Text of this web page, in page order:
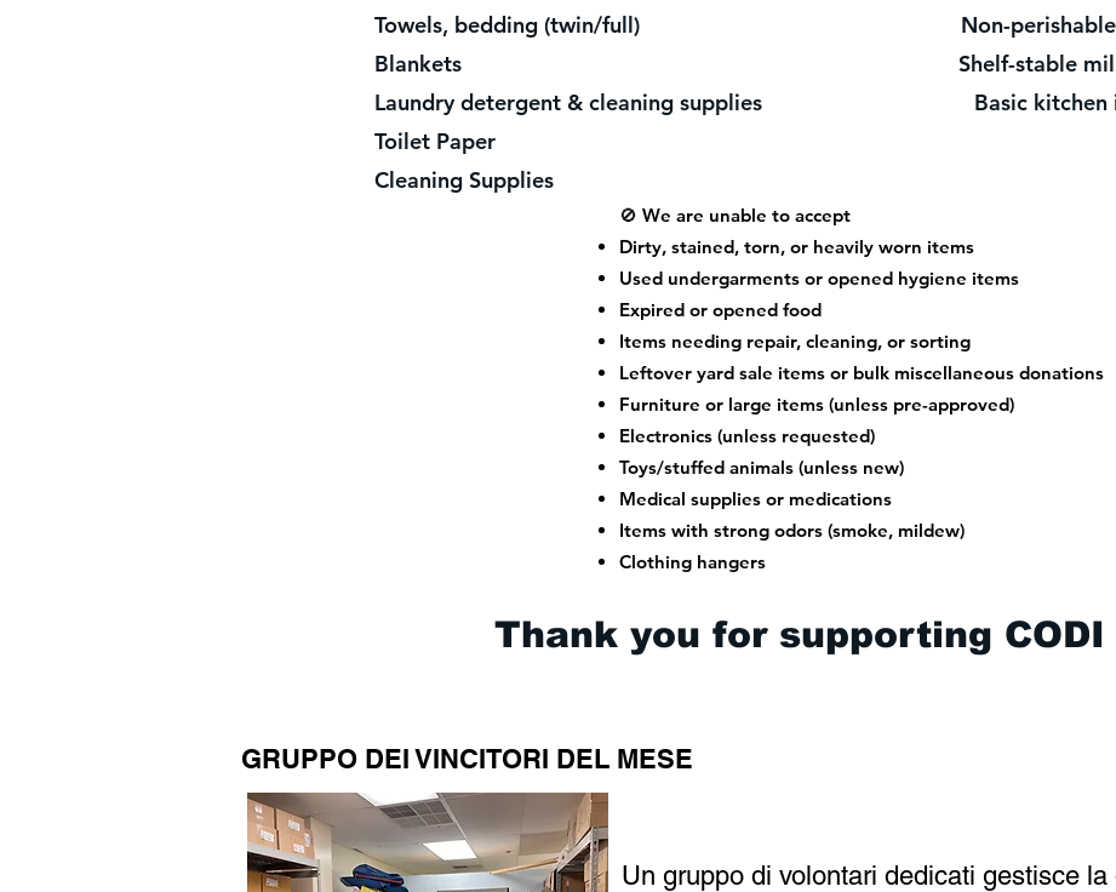
GRUPPO DEI VINCITORI DEL MESE
Un gruppo di volontari dedicati gestisce
Towels, bedding (twin/full) Non-perishable
Blankets Shelf-stable milk, and
Laundry detergent & cleaning supplies Basic kitchen
Toilet Paper
Cleaning Supplies
🚫 We are unable to accept
Dirty, stained, torn, or heavily worn items
Used undergarments or opened hygiene items
Expired or opened food
Items needing repair, cleaning, or sorting
Leftover yard sale items or bulk miscellaneous donations
Furniture or large items (unless pre-approved)
Electronics (unless requested)
Toys/stuffed animals (unless new)
Medical supplies or medications
Items with strong odors (smoke, mildew)
Clothing hangers
Thank you for supporting CODI